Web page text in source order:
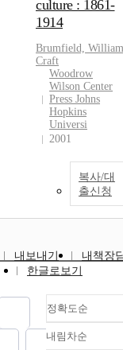
culture : 1861-
1914
Brumfield, William
Craft
Woodrow
Wilson Center
Press Johns
Hopkins
Universi
2001
복사/대
출신청
내보내기
내책장
한글로보기
정확도순
정확도
내림차순